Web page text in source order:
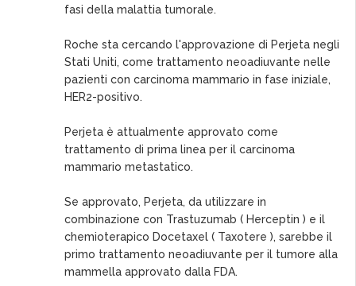
fasi della malattia tumorale.
Roche sta cercando l'approvazione di Perjeta negli
Stati Uniti, come trattamento neoadiuvante nelle
pazienti con carcinoma mammario in fase iniziale,
HER2-positivo.
Perjeta è attualmente approvato come
trattamento di prima linea per il carcinoma
mammario metastatico.
Se approvato, Perjeta, da utilizzare in
combinazione con Trastuzumab ( Herceptin ) e il
chemioterapico Docetaxel ( Taxotere ), sarebbe il
primo trattamento neoadiuvante per il tumore alla
mammella approvato dalla FDA.